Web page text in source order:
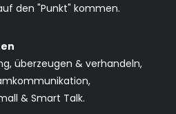
den "Punkt" kommen.
überzeugen & verhandeln,
& Smart Talk.